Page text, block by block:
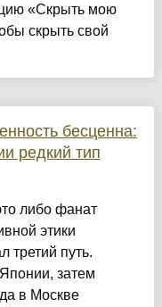
«Скрыть мою
скрыть свой
бесценна:
редкий тип
либо фанат
этики
третий путь.
затем
в Москве